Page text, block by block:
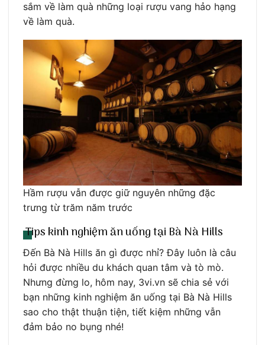
sắm về làm quà những loại rượu vang hảo hạng
về làm quà.
Hầm rượu vẫn được giữ nguyên những đặc
trưng từ trăm năm trước
Tips kinh nghiệm ăn uống tại Bà Nà Hills
Đến Bà Nà Hills ăn gì được nhỉ? Đây luôn là câu
hỏi được nhiều du khách quan tâm và tò mò.
Nhưng đừng lo, hôm nay, 3vi.vn sẽ chia sẻ với
bạn những kinh nghiệm ăn uống tại Bà Nà Hills
sao cho thật thuận tiện, tiết kiệm những vẫn
đảm bảo no bụng nhé!